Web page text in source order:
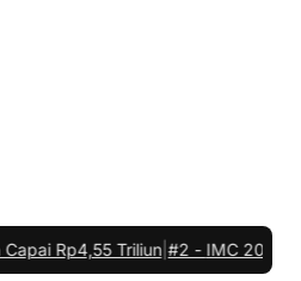
Triliun|#2 -IMC 2026 Tegaskan